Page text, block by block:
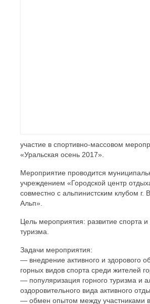
участие в спортивно-массовом
«Уральская осень 2017».
Мероприятие проводится
учреждением «Городской центр
совместно с альпинистским клубом г.
Альп».
Цель мероприятия: развитие спорта и
туризма.
Задачи мероприятия:
— внедрение активного и здорового
горных видов спорта среди жителей
— популяризация горного туризма и
оздоровительного вида активного
— обмен опытом между участниками в